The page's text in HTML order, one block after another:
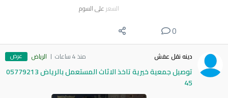
السعر على السوم
0
دينه نقل عفش منذ 4 ساعات الرياض عرض
توصيل جمعية خيرية تاخذ الاثاث المستعمل بالرياض 05779213
45